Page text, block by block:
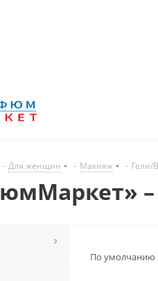
- Для женщин - Макияж - Гели/
–
По умолчанию